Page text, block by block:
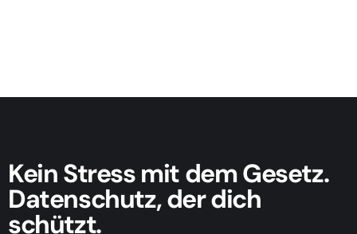
Kein Stress mit dem Gesetz.
Datenschutz, der dich
schützt.